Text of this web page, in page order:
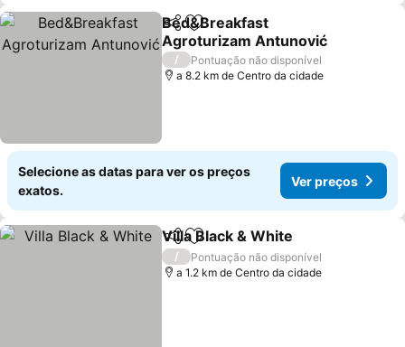
PartilharAdicionar aos favoritos
Bed&Breakfast
Agroturizam Antunović
/
Pontuação não disponível
a 8.2 km de Centro da cidade
Selecione as datas para ver os preços
exatos.
Ver preços
PartilharAdicionar aos favoritos
Villa Black & White
/
Pontuação não disponível
a 1.2 km de Centro da cidade